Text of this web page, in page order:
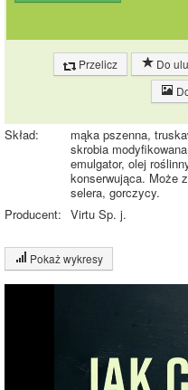
Przelicz Do
Skład:
mąka pszenna,
skrobia
emulgator, olej
konserwująca. Może
selera, gorczycy.
Producent: Virtu Sp. j.
Pokaż wykresy
Wykres składu produktu